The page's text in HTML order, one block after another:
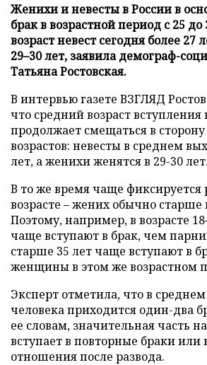
Женихи и невесты в России в
брак в возрастной период с 25
возраст невест сегодня более 27
29–30 лет, заявила демограф-
Татьяна Ростовская.
В интервью газете ВЗГЛЯД
что средний возраст вступления
продолжает смещаться в
возрастов: невесты в среднем
лет, а женихи женятся в 29-30 лет.
В то же время чаще фиксируется
возрасте – жених обычно старше
Поэтому, например, в возрасте
чаще вступают в брак, чем
старше 35 лет чаще вступают в
женщины в этом же возрастном
Эксперт отметила, что в
человека приходится один-два
ее словам, значительная часть
вступает в повторные браки или
отношения после развода.